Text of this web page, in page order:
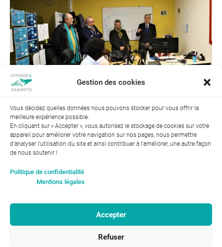
Gestion des cookies
Vous décidez quelles données nous pouvons stocker pour vous offrir la
meilleure expérience possible.
En cliquant sur « Accepter », vous autorisez le stockage de cookies sur votre
appareil pour améliorer votre navigation sur nos pages, nous permettre
d'analyser l’utilisation du site et ainsi contribuer à l'améliorer, une autre façon
de nous soutenir !
Politique de confidentialité
Mentions légales
Accepter
Refuser
← Précédent
femmes : 94
Entraide et Solidarités
46, avenue Gustave Eiffel
RGPD-Confidentialité|